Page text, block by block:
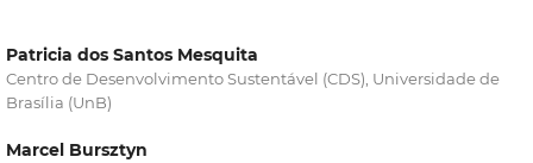
Patricia dos Santos Mesquita
Centro de Desenvolvimento Sustentável (CDS), Universidade de
Brasília (UnB)
Marcel Bursztyn